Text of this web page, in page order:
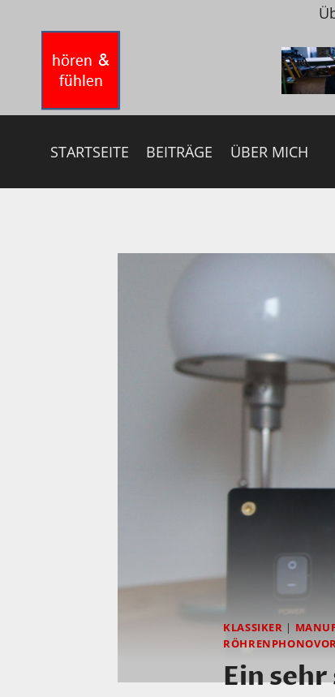
springen
STARTSEITE BEITRÄGE ÜBER MICH
KLASSIKER |
Ein